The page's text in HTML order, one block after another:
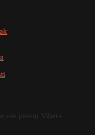
nas putem Vibera